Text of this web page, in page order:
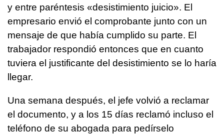
y entre paréntesis «desistimiento juicio». El
empresario envió el comprobante junto con un
mensaje de que había cumplido su parte. El
trabajador respondió entonces que en cuanto
tuviera el justificante del desistimiento se lo haría
llegar.
Una semana después, el jefe volvió a reclamar
el documento, y a los 15 días reclamó incluso el
teléfono de su abogada para pedírselo